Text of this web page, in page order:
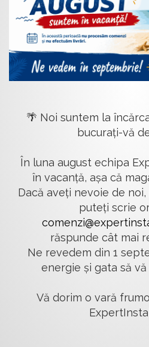
🌴 Noi suntem la
bucurați-vă
În luna august echipa
în vacanță, așa că
Dacă aveți nevoie de
puteți scrie
răspunde cât mai
Ne revedem din 1
energie și gata să
Vă dorim o vară